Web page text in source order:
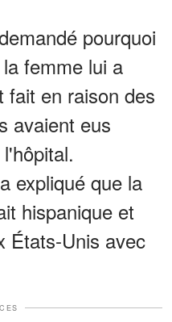
pourquoi
femme lui a
fait en raison des
avaient eus
expliqué que la
hispanique et
États-Unis avec